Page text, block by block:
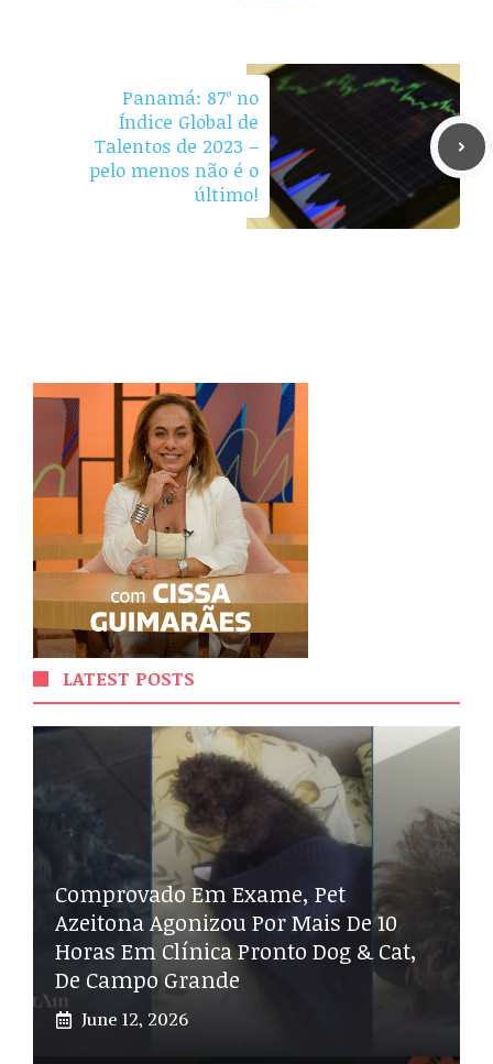
Panamá: 87º no
Índice Global de
Talentos de 2023 –
pelo menos não é o
último!
LATEST POSTS
Comprovado Em Exame, Pet
Azeitona Agonizou Por Mais De 10
Horas Em Clínica Pronto Dog & Cat,
De Campo Grande
June 12, 2026